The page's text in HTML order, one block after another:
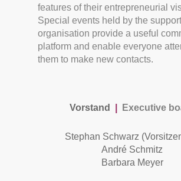
features of their entrepreneurial
Special events held by the support
organisation provide a useful
platform and enable everyone
them to make new contacts.
Vorstand Executive
Stephan Schwarz
André Schmitz
Barbara Meyer